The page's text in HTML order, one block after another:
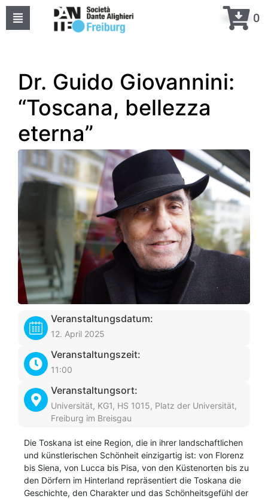
Über uns
Events
Kurse
Projekte
Kontakte
meine DANTE
0
Dr. Guido Giovannini:
“Toscana, bellezza
eterna”
Veranstaltungsdatum:
12. April 2025
Veranstaltungszeit:
11:00
Veranstaltungsort:
Universität, KG1, HS 1015, Platz der Universität,
Freiburg im Breisgau
Die Toskana ist eine Region, die in ihrer landschaftlichen
und künstlerischen Schönheit einzigartig ist: von Florenz
bis Siena, von Lucca bis Pisa, von den Küstenorten bis zu
den Dörfern im Hinterland repräsentiert die Toskana die
Geschichte, den Charakter und das Schönheitsgefühl der